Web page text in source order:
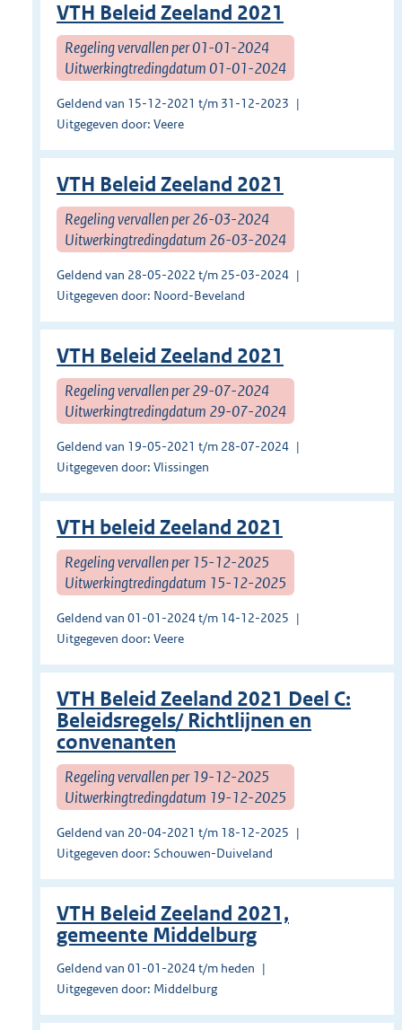
VTH Beleid Zeeland 2021
Regeling vervallen per 01-01-2024
Uitwerkingtredingdatum 01-01-2024
Geldend van 15-12-2021 t/m 31-12-2023
Uitgegeven door: Veere
VTH Beleid Zeeland 2021
Regeling vervallen per 26-03-2024
Uitwerkingtredingdatum 26-03-2024
Geldend van 28-05-2022 t/m 25-03-2024
Uitgegeven door: Noord-Beveland
VTH Beleid Zeeland 2021
Regeling vervallen per 29-07-2024
Uitwerkingtredingdatum 29-07-2024
Geldend van 19-05-2021 t/m 28-07-2024
Uitgegeven door: Vlissingen
VTH beleid Zeeland 2021
Regeling vervallen per 15-12-2025
Uitwerkingtredingdatum 15-12-2025
Geldend van 01-01-2024 t/m 14-12-2025
Uitgegeven door: Veere
VTH Beleid Zeeland 2021 Deel C:
Beleidsregels/ Richtlijnen en
convenanten
Regeling vervallen per 19-12-2025
Uitwerkingtredingdatum 19-12-2025
Geldend van 20-04-2021 t/m 18-12-2025
Uitgegeven door: Schouwen-Duiveland
VTH Beleid Zeeland 2021,
gemeente Middelburg
Geldend van 01-01-2024 t/m heden
Uitgegeven door: Middelburg